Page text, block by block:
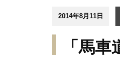
2014年8月11日
「馬